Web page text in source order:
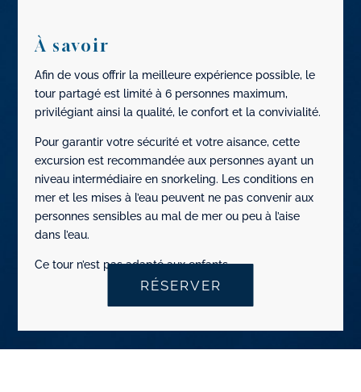
À savoir
Afin de vous offrir la meilleure expérience possible, le
tour partagé est limité à 6 personnes maximum,
privilégiant ainsi la qualité, le confort et la convivialité.
Pour garantir votre sécurité et votre aisance, cette
excursion est recommandée aux personnes ayant un
niveau intermédiaire en snorkeling. Les conditions en
mer et les mises à l’eau peuvent ne pas convenir aux
personnes sensibles au mal de mer ou peu à l’aise
dans l’eau.
Ce tour n’est pas adapté aux enfants.
RÉSERVER